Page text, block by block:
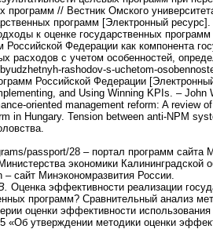
программ // Вестник Омского
программ [Электронный
к оценке государственных
Федерации как компонента
расходов с учетом особенностей,
rashodov-s-uchetom-
Российской Федерации
and Using Winning KPIs. – John
oriented management reform: A
in Hungary. Tension between anti-NPM
passport/28 – портал программ сайта
экономики Калининградской
сайт Минэкономразвития России.
Оценка эффективности реализации
программ? Сравнительный анализ
оценки эффективности
утверждении методики оценки